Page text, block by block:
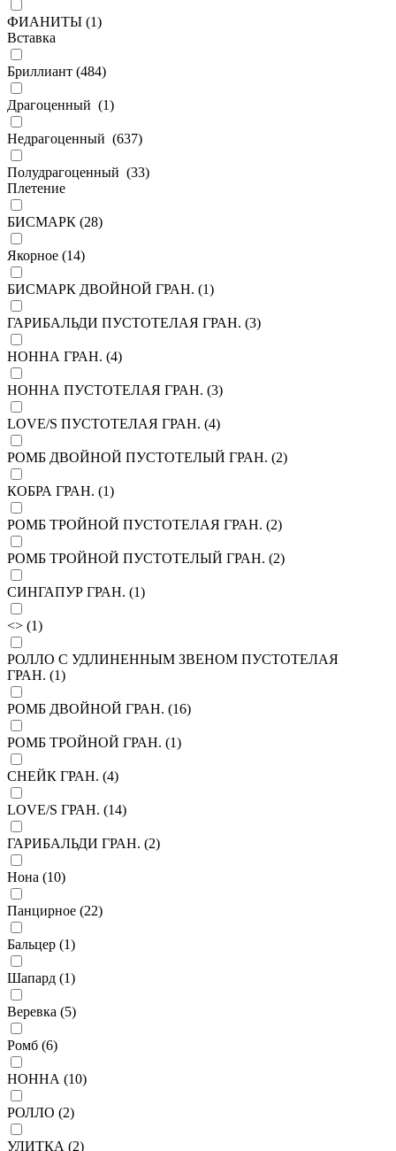
ФИАНИТЫ (1)
Вставка
Бриллиант (484)
Драгоценный (1)
Недрагоценный (637)
Полудрагоценный (33)
Плетение
БИСМАРК (28)
Якорное (14)
БИСМАРК ДВОЙНОЙ ГРАН. (1)
ГАРИБАЛЬДИ ПУСТОТЕЛАЯ ГРАН. (3)
НОННА ГРАН. (4)
НОННА ПУСТОТЕЛАЯ ГРАН. (3)
LOVE/S ПУСТОТЕЛАЯ ГРАН. (4)
РОМБ ДВОЙНОЙ ПУСТОТЕЛЫЙ ГРАН. (2)
КОБРА ГРАН. (1)
РОМБ ТРОЙНОЙ ПУСТОТЕЛАЯ ГРАН. (2)
РОМБ ТРОЙНОЙ ПУСТОТЕЛЫЙ ГРАН. (2)
СИНГАПУР ГРАН. (1)
<> (1)
РОЛЛО С УДЛИНЕННЫМ ЗВЕНОМ ПУСТОТЕЛАЯ
ГРАН. (1)
РОМБ ДВОЙНОЙ ГРАН. (16)
РОМБ ТРОЙНОЙ ГРАН. (1)
СНЕЙК ГРАН. (4)
LOVE/S ГРАН. (14)
ГАРИБАЛЬДИ ГРАН. (2)
Нона (10)
Панцирное (22)
Бальцер (1)
Шапард (1)
Веревка (5)
Ромб (6)
НОННА (10)
РОЛЛО (2)
УЛИТКА (2)